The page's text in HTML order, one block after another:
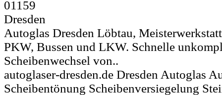
01159
Dresden
Autoglas Dresden Löbtau,
PKW, Bussen und LKW. Schnelle
Scheibenwechsel von..
autoglaser-dresden.de Dresden Autoglas
Scheibentönung Scheibenversiegelung